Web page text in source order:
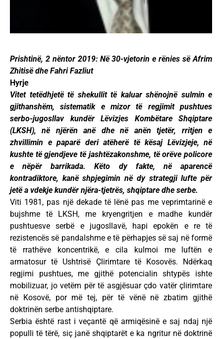
Prishtinë, 2 nëntor 2019: Në 30-vjetorin e rënies së Afrim
Zhitisë dhe Fahri Fazliut
Hyrje
Vitet tetëdhjetë të shekullit të kaluar shënojnë sulmin e
gjithanshëm, sistematik e mizor të regjimit pushtues
serbo-jugosllav kundër Lëvizjes Kombëtare Shqiptare
(LKSH), në njërën anë dhe në anën tjetër, rritjen e
zhvillimin e paparë deri atëherë të kësaj Lëvizjeje, në
kushte të gjendjeve të jashtëzakonshme, të orëve policore
e nëpër barrikada. Këto dy fakte, në aparencë
kontradiktore, kanë shpjegimin në dy strategji lufte për
jetë a vdekje kundër njëra-tjetrës, shqiptare dhe serbe.
Viti 1981, pas një dekade të lënë pas me veprimtarinë e
bujshme të LKSH, me kryengritjen e madhe kundër
pushtuesve serbë e jugosllavë, hapi epokën e re të
rezistencës së pandalshme e të përhapjes së saj në formë
të rrathëve koncentrikë, e cila kulmoi me luftën e
armatosur të Ushtrisë Çlirimtare të Kosovës. Ndërkaq
regjimi pushtues, me gjithë potencialin shtypës ishte
mobilizuar, jo vetëm për të asgjësuar çdo vatër çlirimtare
në Kosovë, por më tej, për të vënë në zbatim gjithë
doktrinën serbe antishqiptare.
Serbia është rast i veçantë që armiqësinë e saj ndaj një
populli të tërë, siç janë shqiptarët e ka ngritur në doktrinë